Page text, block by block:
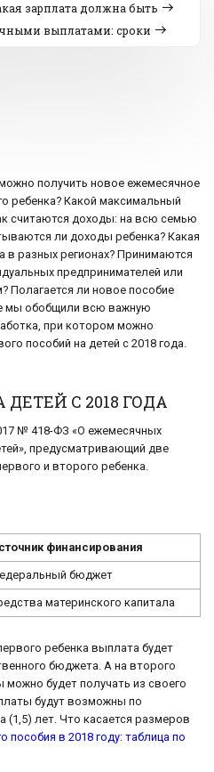
зарплата должна быть
выплатами: сроки
получить новое ежемесячное
ребенка? Какой максимальный
считаются доходы: на всю семью
ли доходы ребенка? Какая
в разных регионах? Принимаются
предпринимателей или
Полагается ли новое пособие
мы обобщили всю важную
при котором можно
пособий на детей с 2018 года.
С 2018 ГОДА
№ 418-ФЗ «О ежемесячных
предусматривающий две
и второго ребенка.
финансирования
бюджет
материнского капитала
ребенка выплата будет
бюджета. А на второго
будет получать из своего
будут возможны по
(1,5) лет. Что касается размеров
пособия в 2018 году: таблица по